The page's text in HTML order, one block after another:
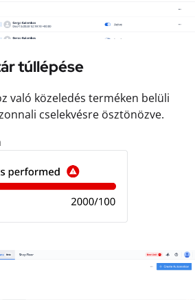
túllépése
való közeledés terméken belüli
cselekvésre ösztönözve.